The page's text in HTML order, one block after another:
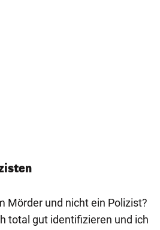
Mörder und nicht ein Polizist?
total gut identifizieren und ich